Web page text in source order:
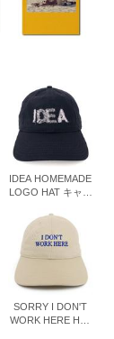
IDEA HOMEMADE
LOGO HAT キャッ
SORRY I DON'T
WORK HERE HAT